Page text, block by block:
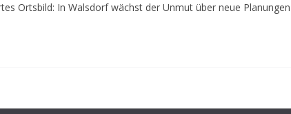
Ortsbild: In Walsdorf wächst der Unmut über neue